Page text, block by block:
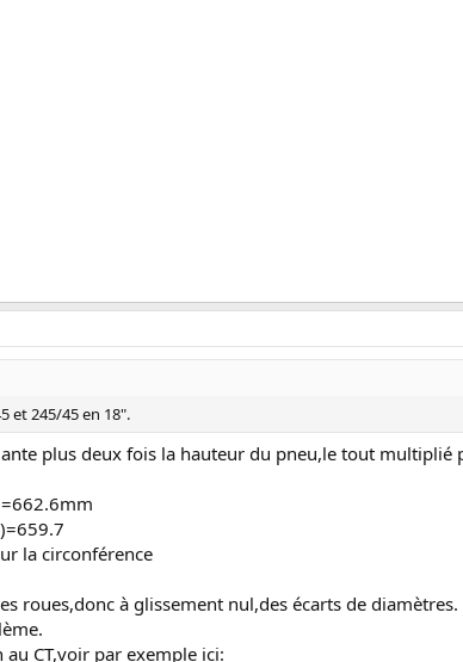
et 245/45 en 18".
plus deux fois la hauteur du pneu,le tout multiplié
la circonférence
roues,donc à glissement nul,des écarts de
CT,voir par exemple ici: